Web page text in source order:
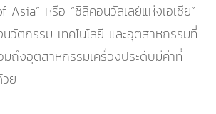
Asia” หรือ “ซิลิคอนวัลเลย์แห่งเอเชีย”
วัตกรรม เทคโนโลยี และอุตสาหกรรมที่
ถึงอุตสาหกรรมเครื่องประดับมีค่าที่
ย